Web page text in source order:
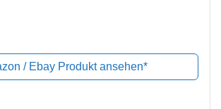
/ Ebay Produkt ansehen*